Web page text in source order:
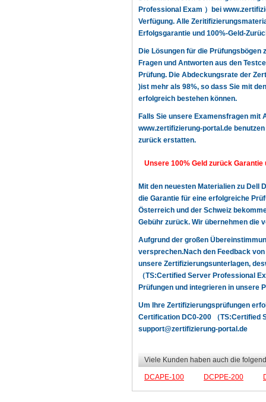
Professional Exam ）bei
Verfügung. Alle
Erfolgsgarantie und 100%-Geld-
Die Lösungen für die
Fragen und Antworten aus den
Prüfung. Die Abdeckungsrate der
)ist mehr als 98%, so dass Sie mit
erfolgreich bestehen können.
Falls Sie unsere Examensfragen mit
www.zertifizierung-portal.de
zurück erstatten.
Unsere 100% Geld zurück
Mit den neuesten Materialien zu Dell
die Garantie für eine erfolgreiche
Österreich und der Schweiz
Gebühr zurück. Wir übernehmen die
Aufgrund der großen
versprechen.Nach den Feedback
unsere Zertifizierungsunterlagen,
（TS:Certified Server Professional
Prüfungen und integrieren in unsere
Um Ihre Zertifizierungsprüfungen
Certification DC0-200 （TS:Certified
support@zertifizierung-portal.de
Viele Kunden haben auch die
DCAPE-100 DCPPE-200